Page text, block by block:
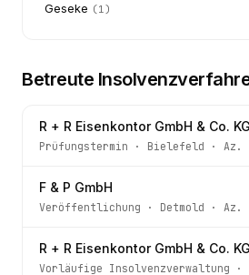
Geseke (1)
Betreute
R + R Eisenkontor GmbH & Co. KG
Prüfungstermin · Bielefeld · Az.
F & P GmbH
Veröffentlichung · Detmold · Az.
R + R Eisenkontor GmbH & Co. KG
Vorläufige Insolvenzverwaltung ·